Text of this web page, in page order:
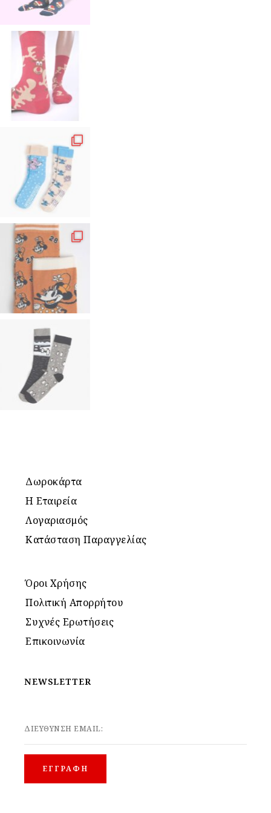
Δωροκάρτα
Η Εταιρεία
Λογαριασμός
Κατάσταση Παραγγελίας
Όροι Χρήσης
Πολιτική Απορρήτου
Συχνές Ερωτήσεις
Επικοινωνία
NEWSLETTER
ΔΙΕΥΘΥΝΣΗ EMAIL: